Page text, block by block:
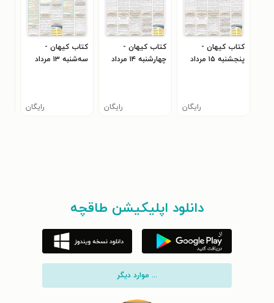
کتاب کیهان -
پنجشنبه ۱۵ مرداد
رایگان
کتاب کیهان -
چهارشنبه ۱۴ مرداد
رایگان
کتاب کیهان -
سه‌شنبه ۱۳ مرداد
رایگان
دانلود اپلیکیشن طاقچه
... موارد دیگر